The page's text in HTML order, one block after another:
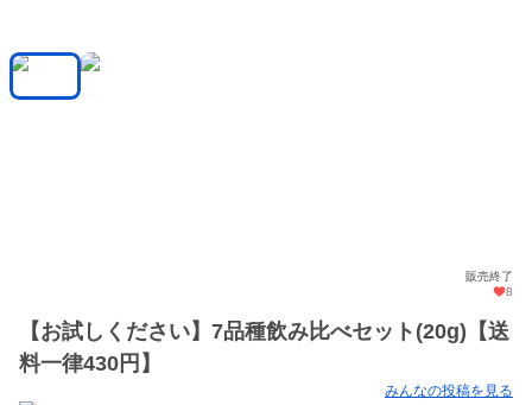
販売終了
8
【お試しください】7品種飲み比べセット(20g)【送
料一律430円】
みんなの投稿を見る